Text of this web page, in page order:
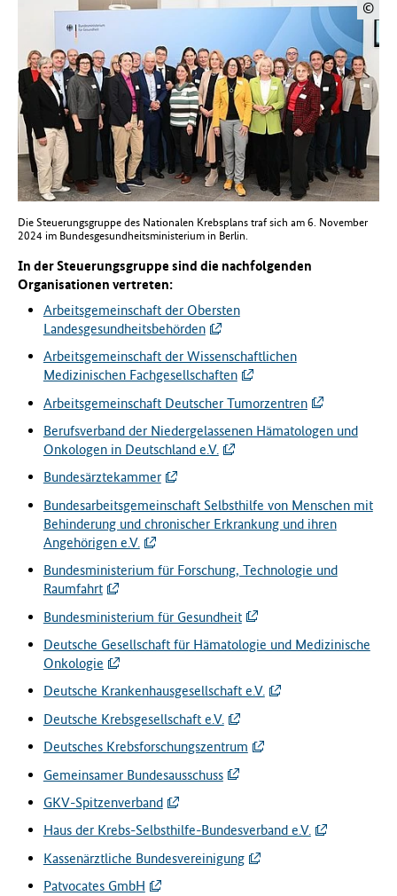
©
Die Steuerungsgruppe des Nationalen Krebsplans traf sich am 6. November
2024 im Bundesgesundheitsministerium in Berlin.
In der Steuerungsgruppe sind die nachfolgenden
Organisationen vertreten:
Arbeitsgemeinschaft der Obersten
Landesgesundheitsbehörden
Arbeitsgemeinschaft der Wissenschaftlichen
Medizinischen Fachgesellschaften
Arbeitsgemeinschaft Deutscher Tumorzentren
Berufsverband der Niedergelassenen Hämatologen und
Onkologen in Deutschland e.V.
Bundesärztekammer
Bundesarbeitsgemeinschaft Selbsthilfe von Menschen mit
Behinderung und chronischer Erkrankung und ihren
Angehörigen e.V.
Bundesministerium für Forschung, Technologie und
Raumfahrt
Bundesministerium für Gesundheit
Deutsche Gesellschaft für Hämatologie und Medizinische
Onkologie
Deutsche Krankenhausgesellschaft e.V.
Deutsche Krebsgesellschaft e.V.
Deutsches Krebsforschungszentrum
Gemeinsamer Bundesausschuss
GKV-Spitzenverband
Haus der Krebs-Selbsthilfe-Bundesverband e.V.
Kassenärztliche Bundesvereinigung
Patvocates GmbH